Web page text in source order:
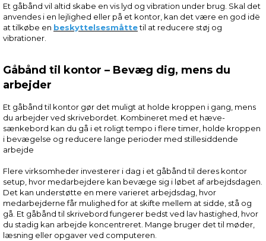
Et gåbånd vil altid skabe en vis lyd og vibration under brug. Skal det
anvendes i en lejlighed eller på et kontor, kan det være en god idë
at tilkøbe en beskyttelsesmåttetil at reducere støj og
vibrationer.
Gåbånd til kontor – Bevæg dig, mens du
arbejder
Et gåbånd til kontor gør det muligt at holde kroppen i gang, mens
du arbejder ved skrivebordet. Kombineret med et hæve-
sænkebord kan du gå i et roligt tempo i flere timer, holde kroppen
i bevægelse og reducere lange perioder med stillesiddende
arbejde
Flere virksomheder investerer i dag i et gåbånd til deres kontor
setup, hvor medarbejdere kan bevæge sig i løbet af arbejdsdagen.
Det kan understøtte en mere varieret arbejdsdag, hvor
medarbejderne får mulighed for at skifte mellem at sidde, stå og
gå. Et gåbånd til skrivebord fungerer bedst ved lav hastighed, hvor
du stadig kan arbejde koncentreret. Mange bruger det til møder,
læsning eller opgaver ved computeren.